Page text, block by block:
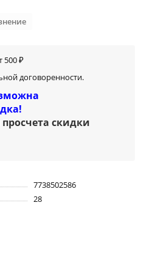
500 ₽
договоренности.
скидки
7738502586
28